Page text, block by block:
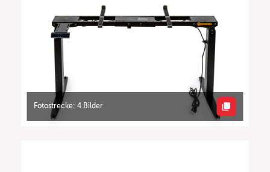
Fotostrecke: 4 Bilder